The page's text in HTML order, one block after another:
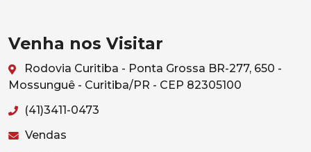
Venha nos Visitar
Rodovia Curitiba - Ponta Grossa BR-277, 650 -
Mossunguê - Curitiba/PR - CEP 82305100
(41)3411-0473
Vendas